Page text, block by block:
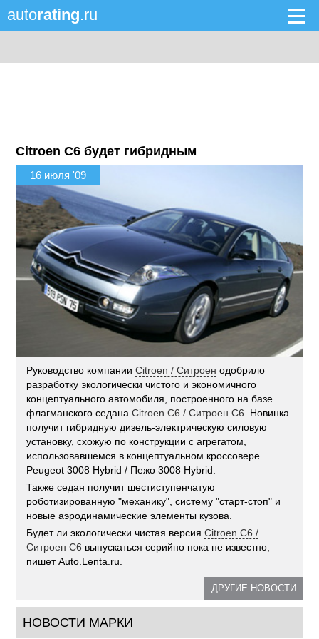
autorating.ru
Citroen C6 будет гибридным
16 июля '09
Руководство компанииCitroen / Ситроен одобрило
разработку экологически чистого и экономичного
концептуального автомобиля, построенного на базе
флагманского седанаCitroen C6 / Ситроен С6 . Новинка
получит гибридную дизель-электрическую силовую
установку, схожую по конструкции с агрегатом,
использовавшемся в концептуальном кроссовере
Peugeot 3008 Hybrid / Пежо 3008 Hybrid.
Также седан получит шестиступенчатую
роботизированную "механику", систему "старт-стоп" и
новые аэродинамические элементы кузова.
Будет ли экологически чистая версияCitroen C6 /
Ситроен С6 выпускаться серийно пока не известно,
пишет Auto.Lenta.ru.
ДРУГИЕ НОВОСТИ
НОВОСТИ МАРКИ